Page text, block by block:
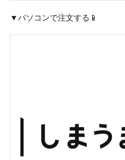
▼パソコンで注文する📱